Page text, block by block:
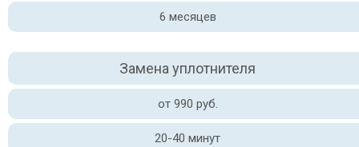
6 месяцев
Замена уплотнителя
от 990 руб.
20-40 минут